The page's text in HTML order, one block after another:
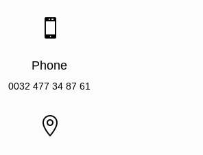

Phone
0032 477 34 87 61
